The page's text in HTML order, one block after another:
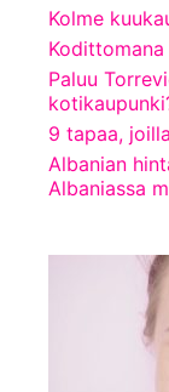
Kolme
Paluu
9 tapaa,
Albanian
Albaniassa